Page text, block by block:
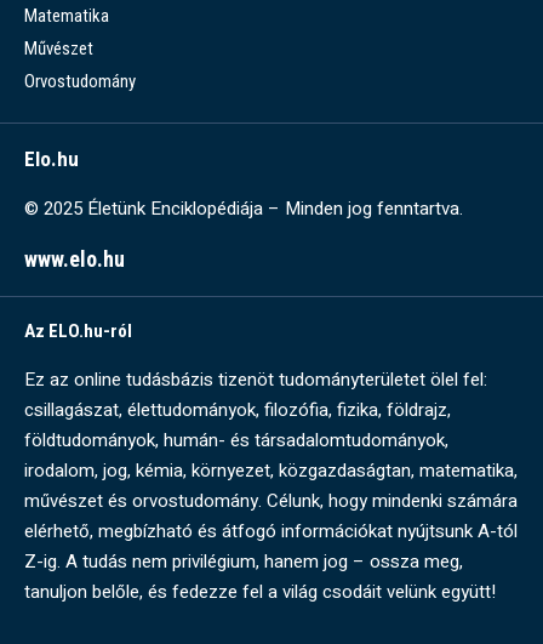
Matematika
Művészet
Orvostudomány
Elo.hu
© 2025 Életünk Enciklopédiája – Minden jog fenntartva.
www.elo.hu
Az ELO.hu-ról
Ez az online tudásbázis tizenöt tudományterületet ölel fel:
csillagászat, élettudományok, filozófia, fizika, földrajz,
földtudományok, humán- és társadalomtudományok,
irodalom, jog, kémia, környezet, közgazdaságtan, matematika,
művészet és orvostudomány. Célunk, hogy mindenki számára
elérhető, megbízható és átfogó információkat nyújtsunk A-tól
Z-ig. A tudás nem privilégium, hanem jog – ossza meg,
tanuljon belőle, és fedezze fel a világ csodáit velünk együtt!